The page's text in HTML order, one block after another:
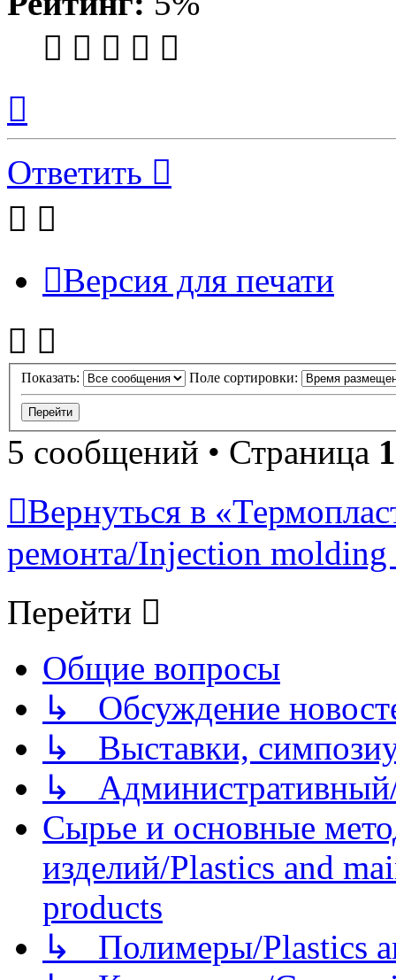
началу
Ответить
Версия для печати
Показать: Поле сортировки:
5 сообщений • Страница 1
Вернуться в
ремонта/Injection molding
Перейти
Общие вопросы
↳ Обсуждение
↳ Выставки,
↳
Сырье и основные
изделий/Plastics and
products
↳ Полимеры/Plastics